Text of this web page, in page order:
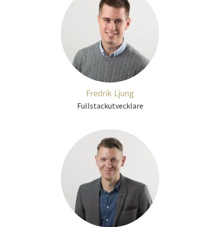
Fredrik Ljung
Fullstackutvecklare